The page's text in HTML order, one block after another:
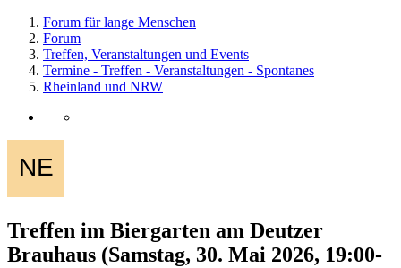
Forum für lange Menschen
Forum
Treffen, Veranstaltungen und Events
Termine - Treffen - Veranstaltungen - Spontanes
Rheinland und NRW
Treffen im Biergarten am Deutzer
Brauhaus (Samstag, 30. Mai 2026, 19:00-